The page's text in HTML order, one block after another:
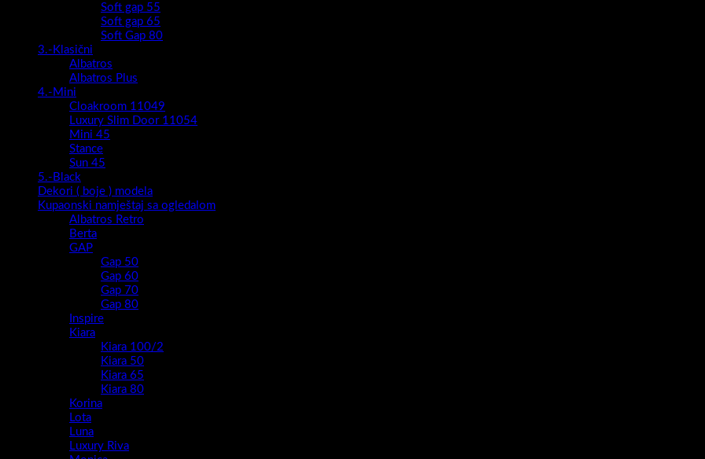
Soft gap 55
Soft gap 65
Soft Gap 80
3.-Klasični
Albatros
Albatros Plus
4.-Mini
Cloakroom 11049
Luxury Slim Door 11054
Mini 45
Stance
Sun 45
5.-Black
Dekori ( boje ) modela
Kupaonski namještaj sa ogledalom
Albatros Retro
Berta
GAP
Gap 50
Gap 60
Gap 70
Gap 80
Inspire
Kiara
Kiara 100/2
Kiara 50
Kiara 65
Kiara 80
Korina
Lota
Luna
Luxury Riva